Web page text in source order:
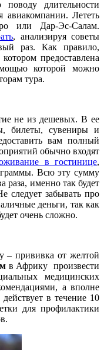
длительности
авиакомпании. Лететь
или Дар-Эс-Салам.
, анализируя советы
раз. Как правило,
предоставлена
которой можно
тура.
не из дешевых. В ее
билеты, сувениры и
вам полный
обычно входят
в гостинице,
Всю эту сумму
раза, именно так будет
следует забывать про
деньги, так как
очень сложно.
– прививка от желтой
в Африку произвести
медицинских
а вполне
в течение 10
для профилактики